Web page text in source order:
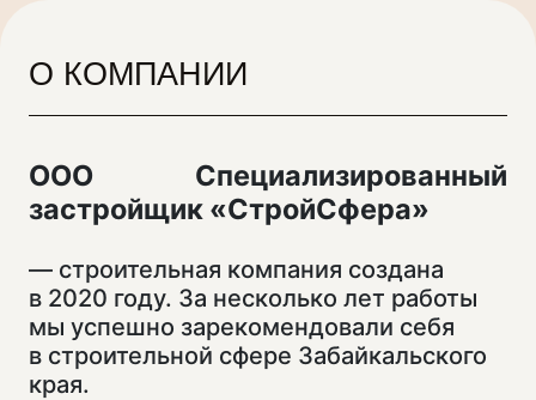
О КОМПАНИИ
ООО Специализированный
застройщик «СтройСфера»
— строительная компания создана
в 2020 году. За несколько лет работы
мы успешно зарекомендовали себя
в строительной сфере Забайкальского
края.